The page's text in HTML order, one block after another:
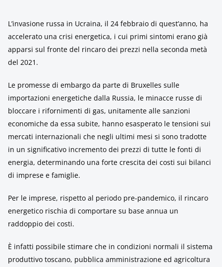
L’invasione russa in Ucraina, il 24 febbraio di quest’anno, ha
accelerato una crisi energetica, i cui primi sintomi erano già
apparsi sul fronte del rincaro dei prezzi nella seconda metà
del 2021.
Le promesse di embargo da parte di Bruxelles sulle
importazioni energetiche dalla Russia, le minacce russe di
bloccare i rifornimenti di gas, unitamente alle sanzioni
economiche da essa subite, hanno esasperato le tensioni sui
mercati internazionali che negli ultimi mesi si sono tradotte
in un significativo incremento dei prezzi di tutte le fonti di
energia, determinando una forte crescita dei costi sui bilanci
di imprese e famiglie.
Per le imprese, rispetto al periodo pre-pandemico, il rincaro
energetico rischia di comportare su base annua un
raddoppio dei costi.
È infatti possibile stimare che in condizioni normali il sistema
produttivo toscano, pubblica amministrazione ed agricoltura